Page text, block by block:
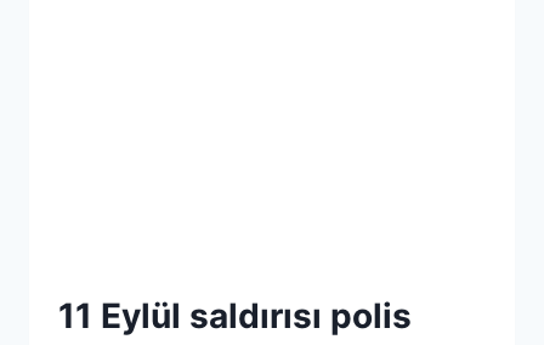
11 Eylül saldırısı polis